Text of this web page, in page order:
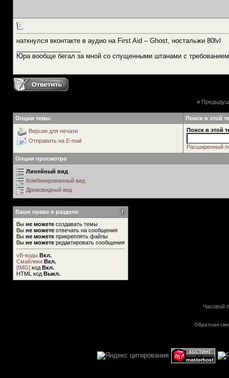
наткнулся вконтакте в аудио на First Aid – Ghost, ностальжи 80lvl
Юра вообще бегал за мной со спущенными штанами с
«
Опции темы Поиск в этой
Версия для печати
Отправить на E-mail
Поиск в этой
Расширенный
Опции просмотра
Линейный вид
Комбинированный вид
Древовидный вид
Ваши права в разделе
Вы не можете создавать темы
Вы не можете отвечать на сообщения
Вы не можете прикреплять файлы
Вы не можете редактировать сообщения
vB-коды Вкл.
Смайлики Вкл.
[IMG] код Вкл.
HTML код Выкл.
Часовой
Обратная